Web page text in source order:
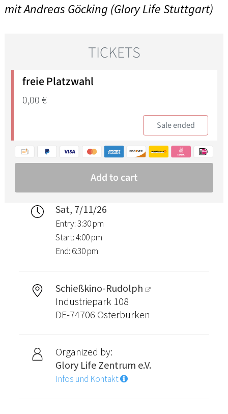
mit Andreas Göcking (Glory Life Stuttgart)
Sat, 7/11/26
Entry: 3:30 pm
Start: 4:00 pm
End: 6:30 pm
Schießkino-Rudolph
Industriepark 108
DE-74706 Osterburken
Organized by:
Glory Life Zentrum e.V.
Infos und Kontakt